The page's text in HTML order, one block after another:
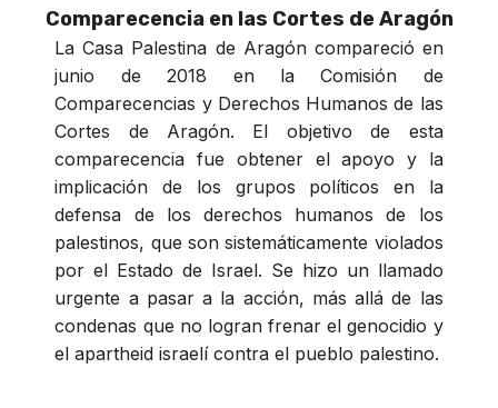
Comparecencia en las Cortes de Aragón
La Casa Palestina de Aragón compareció en
junio de 2018 en la Comisión de
Comparecencias y Derechos Humanos de las
Cortes de Aragón. El objetivo de esta
comparecencia fue obtener el apoyo y la
implicación de los grupos políticos en la
defensa de los derechos humanos de los
palestinos, que son sistemáticamente violados
por el Estado de Israel. Se hizo un llamado
urgente a pasar a la acción, más allá de las
condenas que no logran frenar el genocidio y
el apartheid israelí contra el pueblo palestino.